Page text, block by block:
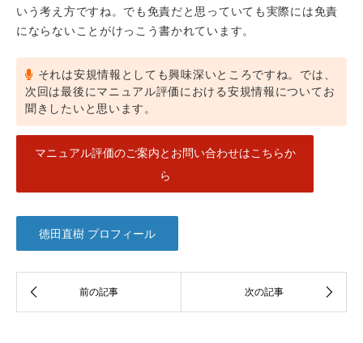
いう考え方ですね。でも免責だと思っていても実際には免責
にならないことがけっこう書かれています。
それは安規情報としても興味深いところですね。では、
次回は最後にマニュアル評価における安規情報についてお
聞きしたいと思います。
マニュアル評価のご案内とお問い合わせはこちらか
ら
徳田直樹 プロフィール